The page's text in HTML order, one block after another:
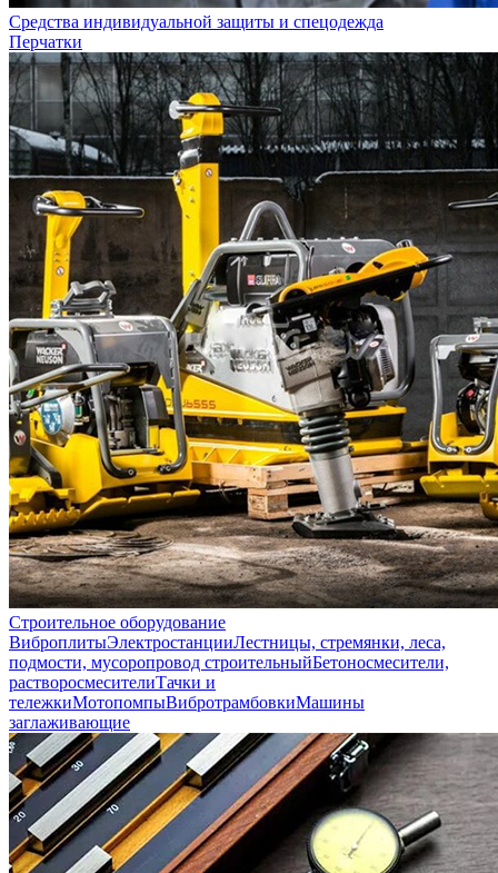
Средства индивидуальной защиты и спецодежда
Перчатки
Строительное оборудование
ВиброплитыЭлектростанцииЛестницы, стремянки, леса,
подмости, мусоропровод строительныйБетоносмесители,
растворосмесителиТачки и
тележкиМотопомпыВибротрамбовкиМашины
заглаживающие